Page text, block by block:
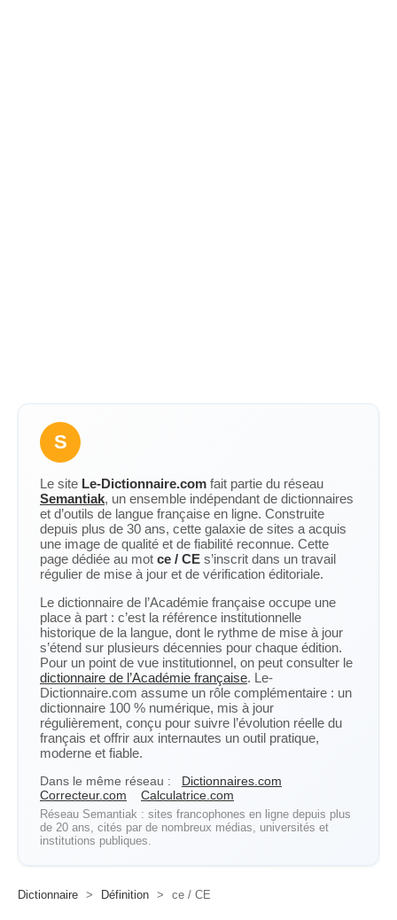
S
Le site Le-Dictionnaire.com fait partie du réseau
Semantiak, un ensemble indépendant de dictionnaires
et d’outils de langue française en ligne. Construite
depuis plus de 30 ans, cette galaxie de sites a acquis
une image de qualité et de fiabilité reconnue. Cette
page dédiée au mot ce / CE s’inscrit dans un travail
régulier de mise à jour et de vérification éditoriale.
Le dictionnaire de l’Académie française occupe une
place à part : c’est la référence institutionnelle
historique de la langue, dont le rythme de mise à jour
s’étend sur plusieurs décennies pour chaque édition.
Pour un point de vue institutionnel, on peut consulter le
dictionnaire de l’Académie française. Le-
Dictionnaire.com assume un rôle complémentaire : un
dictionnaire 100 % numérique, mis à jour
régulièrement, conçu pour suivre l’évolution réelle du
français et offrir aux internautes un outil pratique,
moderne et fiable.
Dans le même réseau :
Dictionnaires.com
Correcteur.com
Calculatrice.com
Réseau Semantiak : sites francophones en ligne depuis plus
de 20 ans, cités par de nombreux médias, universités et
institutions publiques.
Dictionnaire > Définition > ce / CE